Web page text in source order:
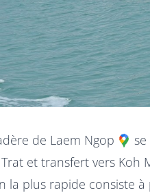
de Laem Ngop
et transfert vers Koh
la plus rapide consiste